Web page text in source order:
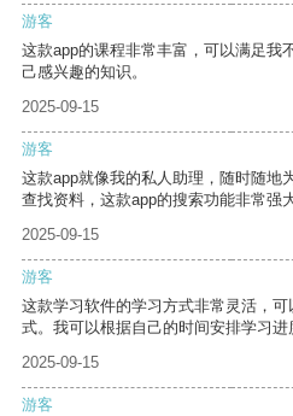
游客
这款app的课程非常丰富，可以满足我
己感兴趣的知识。
2025-09-15
游客
这款app就像我的私人助理，随时随地
查找资料，这款app的搜索功能非常强
2025-09-15
游客
这款学习软件的学习方式非常灵活，
式。我可以根据自己的时间安排学习进
2025-09-15
游客